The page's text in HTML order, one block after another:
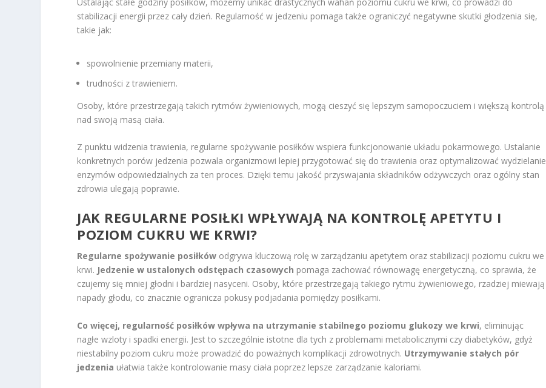
stabilizacji energii przez cały dzień. Regularność w jedzeniu pomaga także ograniczyć negatywne skutki głodzenia się,
takie jak:
spowolnienie przemiany materii,
trudności z trawieniem.
Osoby, które przestrzegają takich rytmów żywieniowych, mogą cieszyć się lepszym samopoczuciem i większą kontrolą
nad swoją masą ciała.
Z punktu widzenia trawienia, regularne spożywanie posiłków wspiera funkcjonowanie układu pokarmowego. Ustalanie
konkretnych porów jedzenia pozwala organizmowi lepiej przygotować się do trawienia oraz optymalizować wydzielanie
enzymów odpowiedzialnych za ten proces. Dzięki temu jakość przyswajania składników odżywczych oraz ogólny stan
zdrowia ulegają poprawie.
JAK REGULARNE POSIŁKI WPŁYWAJĄ NA KONTROLĘ APETYTU I
POZIOM CUKRU WE KRWI?
Regularne spożywanie posiłków odgrywa kluczową rolę w zarządzaniu apetytem oraz stabilizacji poziomu cukru we
krwi. Jedzenie w ustalonych odstępach czasowych pomaga zachować równowagę energetyczną, co sprawia, że
czujemy się mniej głodni i bardziej nasyceni. Osoby, które przestrzegają takiego rytmu żywieniowego, rzadziej miewają
napady głodu, co znacznie ogranicza pokusy podjadania pomiędzy posiłkami.
Co więcej, regularność posiłków wpływa na utrzymanie stabilnego poziomu glukozy we krwi, eliminując
nagłe wzloty i spadki energii. Jest to szczególnie istotne dla tych z problemami metabolicznymi czy diabetyków, gdyż
niestabilny poziom cukru może prowadzić do poważnych komplikacji zdrowotnych. Utrzymywanie stałych pór
jedzenia ułatwia także kontrolowanie masy ciała poprzez lepsze zarządzanie kaloriami.